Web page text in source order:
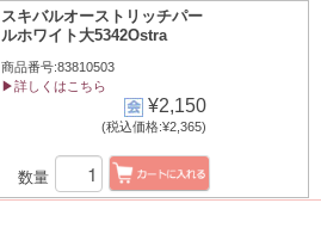
スキバルオーストリッチパー
ルホワイト大5342Ostra
商品番号:83810503
▶詳しくはこちら
¥2,150
(税込価格:¥2,365)
数量